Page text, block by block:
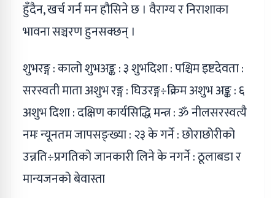
हुँदैन, खर्च गर्न मन हौसिने छ । वैराग्य र निराशाका
भावना सञ्चरण हुनसक्छन् ।
शुभरङ्ग : कालो शुभअङ्क : ३ शुभदिशा : पश्चिम इष्टदेवता :
सरस्वती माता अशुभ रङ्ग : घिउरङ्ग÷क्रिम अशुभ अङ्क : ६
अशुभ दिशा : दक्षिण कार्यसिद्धि मन्त्र : ॐ नीलसरस्वत्यै
नमः न्यूनतम जापसङ्ख्या : २३ के गर्ने : छोराछोरीको
उन्नति÷प्रगतिको जानकारी लिने के नगर्ने : ठूलाबडा र
मान्यजनको बेवास्ता